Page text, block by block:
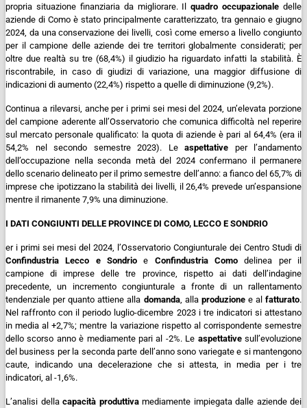
propria situazione finanziaria da migliorare. Ilquadro occupazionale delle
aziende di Como è stato principalmente caratterizzato, tra gennaio e giugno
2024, da una conservazione dei livelli, così come emerso a livello congiunto
per il campione delle aziende dei tre territori globalmente considerati; per
oltre due realtà su tre (68,4%) il giudizio ha riguardato infatti la stabilità. È
riscontrabile, in caso di giudizi di variazione, una maggior diffusione di
indicazioni di aumento (22,4%) rispetto a quelle di diminuzione (9,2%).
Continua a rilevarsi, anche per i primi sei mesi del 2024, un’elevata porzione
del campione aderente all’Osservatorio che comunica difficoltà nel reperire
sul mercato personale qualificato: la quota di aziende è pari al 64,4% (era il
54,2% nel secondo semestre 2023). Le aspettative per l’andamento
dell’occupazione nella seconda metà del 2024 confermano il permanere
dello scenario delineato per il primo semestre dell’anno: a fianco del 65,7% di
imprese che ipotizzano la stabilità dei livelli, il 26,4% prevede un’espansione
mentre il rimanente 7,9% una diminuzione.
I DATI CONGIUNTI DELLE PROVINCE DI COMO, LECCO E SONDRIO
er i primi sei mesi del 2024, l’Osservatorio Congiunturale dei Centro Studi di
Confindustria Lecco e Sondrio e Confindustria Como delinea per il
campione di imprese delle tre province, rispetto ai dati dell’indagine
precedente, un incremento congiunturale a fronte di un rallentamento
tendenziale per quanto attiene alla domanda, alla produzione e alfatturato.
Nel raffronto con il periodo luglio-dicembre 2023 i tre indicatori si attestano
in media al +2,7%; mentre la variazione rispetto al corrispondente semestre
dello scorso anno è mediamente pari al -2%. Le aspettativesull’evoluzione
del business per la seconda parte dell’anno sono variegate e si mantengono
caute, indicando una decelerazione che si attesta, in media per i tre
indicatori, al -1,6%.
L’analisi della capacità produttiva mediamente impiegata dalle aziende dei